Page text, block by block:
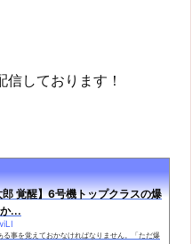
しております！
覚醒】6号機トップクラスの爆
...
事を覚えておかなければなりません。「ただ爆